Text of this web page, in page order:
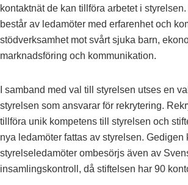
kontaktnät de kan tillföra arbetet i
består av ledamöter med erfarenhet och
stödverksamhet mot svårt sjuka barn,
marknadsföring och kommunikation.
I samband med val till styrelsen utses en
styrelsen som ansvarar för rekrytering.
tillföra unik kompetens till styrelsen och
nya ledamöter fattas av styrelsen. Gedigen
styrelseledamöter ombesörjs även av
insamlingskontroll, då stiftelsen har 90